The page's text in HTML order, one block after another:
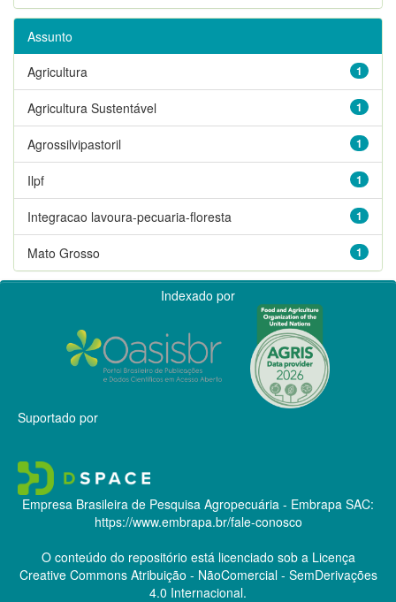
Assunto
1
Agricultura
1
Agricultura Sustentável
1
Agrossilvipastoril
1
Ilpf
1
Integracao lavoura-pecuaria-floresta
1
Mato Grosso
Indexado por
Suportado por
Empresa Brasileira de Pesquisa Agropecuária - Embrapa SAC:
https://www.embrapa.br/fale-conosco
O conteúdo do repositório está licenciado sob a Licença
Creative CommonsAtribuição - NãoComercial - SemDerivações
4.0 Internacional.